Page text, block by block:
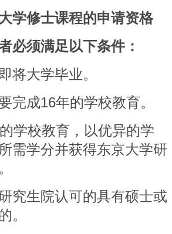
学修士课程的申请资格
必须满足以下条件：
将大学毕业。
完成16年的学校教育。
学校教育，以优异的学
需学分并获得东京大学研
究生院认可的具有硕士或
。